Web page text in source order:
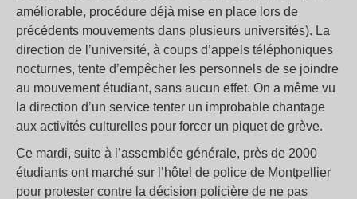
améliorable, procédure déjà mise en place lors de
précédents mouvements dans plusieurs universités). La
direction de l’université, à coups d’appels téléphoniques
nocturnes, tente d’empêcher les personnels de se joindre
au mouvement étudiant, sans aucun effet. On a même vu
la direction d’un service tenter un improbable chantage
aux activités culturelles pour forcer un piquet de grève.
Ce mardi, suite à l’assemblée générale, près de 2000
étudiants ont marché sur l’hôtel de police de Montpellier
pour protester contre la décision policière de ne pas